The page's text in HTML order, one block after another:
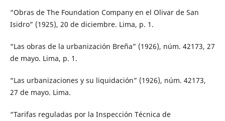
“Obras de The Foundation Company en el Olivar de San
Isidro” (1925), 20 de diciembre. Lima, p. 1.
“Las obras de la urbanización Breña” (1926), núm. 42173, 27
de mayo. Lima, p. 1.
“Las urbanizaciones y su liquidación” (1926), núm. 42173,
27 de mayo. Lima.
“Tarifas reguladas por la Inspección Técnica de